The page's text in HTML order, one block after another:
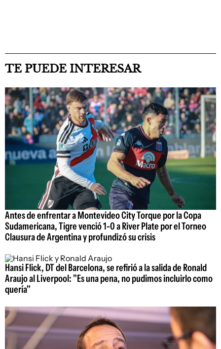
TE PUEDE INTERESAR
Antes de enfrentar a Montevideo City Torque por la Copa
Sudamericana, Tigre venció 1-0 a River Plate por el Torneo
Clausura de Argentina y profundizó su crisis
Hansi Flick, DT del Barcelona, se refirió a la salida de Ronald
Araujo al Liverpool: "Es una pena, no pudimos incluirlo como
quería"